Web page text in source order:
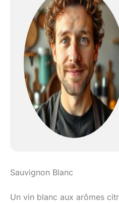
Sauvignon Blanc
Un vin blanc aux arômes